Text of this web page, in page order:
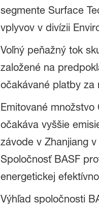
segmente Surface
vplyvov v divízii
Voľný peňažný tok
založené na
očakávané platby za
Emitované množstvo
očakáva vyššie
závode v Zhanjiang
Spoločnosť BASF
energetickej
Výhľad spoločnosti